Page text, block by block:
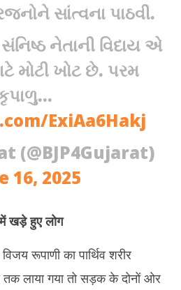
સાંત્વના પાઠવી.
નેતાની વિદાય એ
મોટી ખોટ છે. પરમ
ExiAa6Hakj
(@BJP4Gujarat)
16, 2025
खड़े हुए लोग
रूपाणी का पार्थिव शरीर
तक लाया गया तो सड़क के दोनों ओर